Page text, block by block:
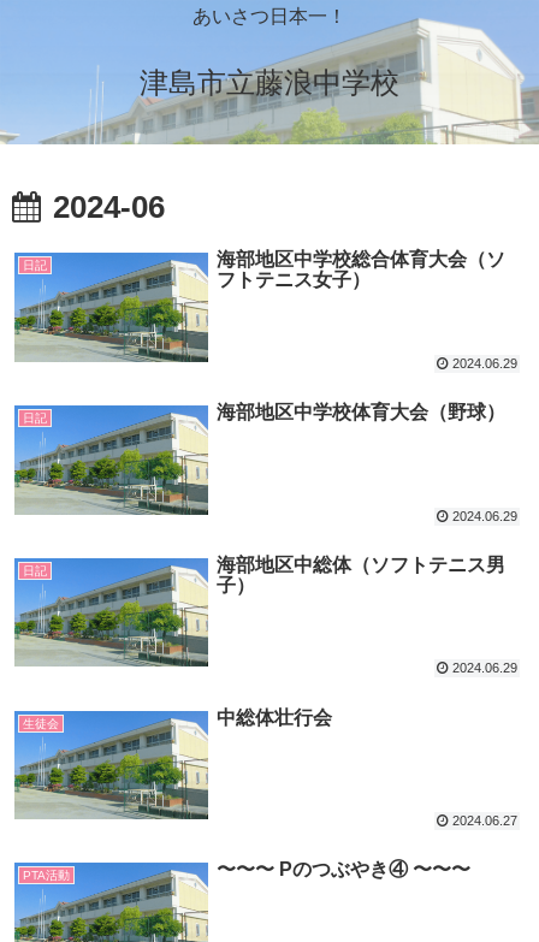
あいさつ日本一！
津島市立藤浪中学校
2024-06
日記
海部地区中学校総合体育大会（ソ
フトテニス女子）
2024.06.29
日記 海部地区中学校体育大会（野球）
2024.06.29
日記
海部地区中総体（ソフトテニス男
子）
2024.06.29
生徒会 中総体壮行会
2024.06.27
PTA活動 〜〜〜 Pのつぶやき④ 〜〜〜